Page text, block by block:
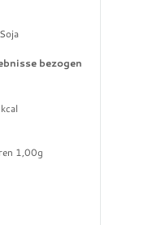
bezogen
1,00g